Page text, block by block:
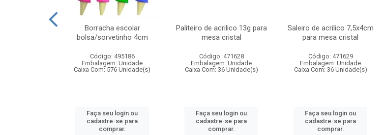
Borracha escolar
bolsa/sorvetinho 4cm
Código: 495186
Embalagem: Unidade
Caixa Com: 576 Unidade(s)
Faça seu login ou
cadastre-se para
comprar.
Paliteiro de acrilico 13g para
mesa cristal
Código: 471628
Embalagem: Unidade
Caixa Com: 36 Unidade(s)
Faça seu login ou
cadastre-se para
comprar.
Saleiro de acrilico 7,5x4cm
para mesa cristal
Código: 471629
Embalagem: Unidade
Caixa Com: 36 Unidade(s)
Faça seu login ou
cadastre-se para
comprar.